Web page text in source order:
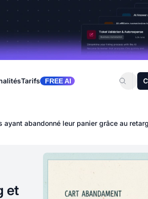
Tarifs FREE AI
ayant abandonné leur panier grâce au
et